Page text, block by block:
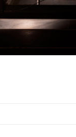
и не имеет
наилучшее